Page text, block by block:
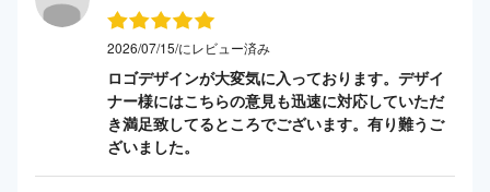
2026/07/15/にレビュー済み
ロゴデザインが大変気に入っております。デザイ
ナー様にはこちらの意見も迅速に対応していただ
き満足致してるところでございます。有り難うご
ざいました。